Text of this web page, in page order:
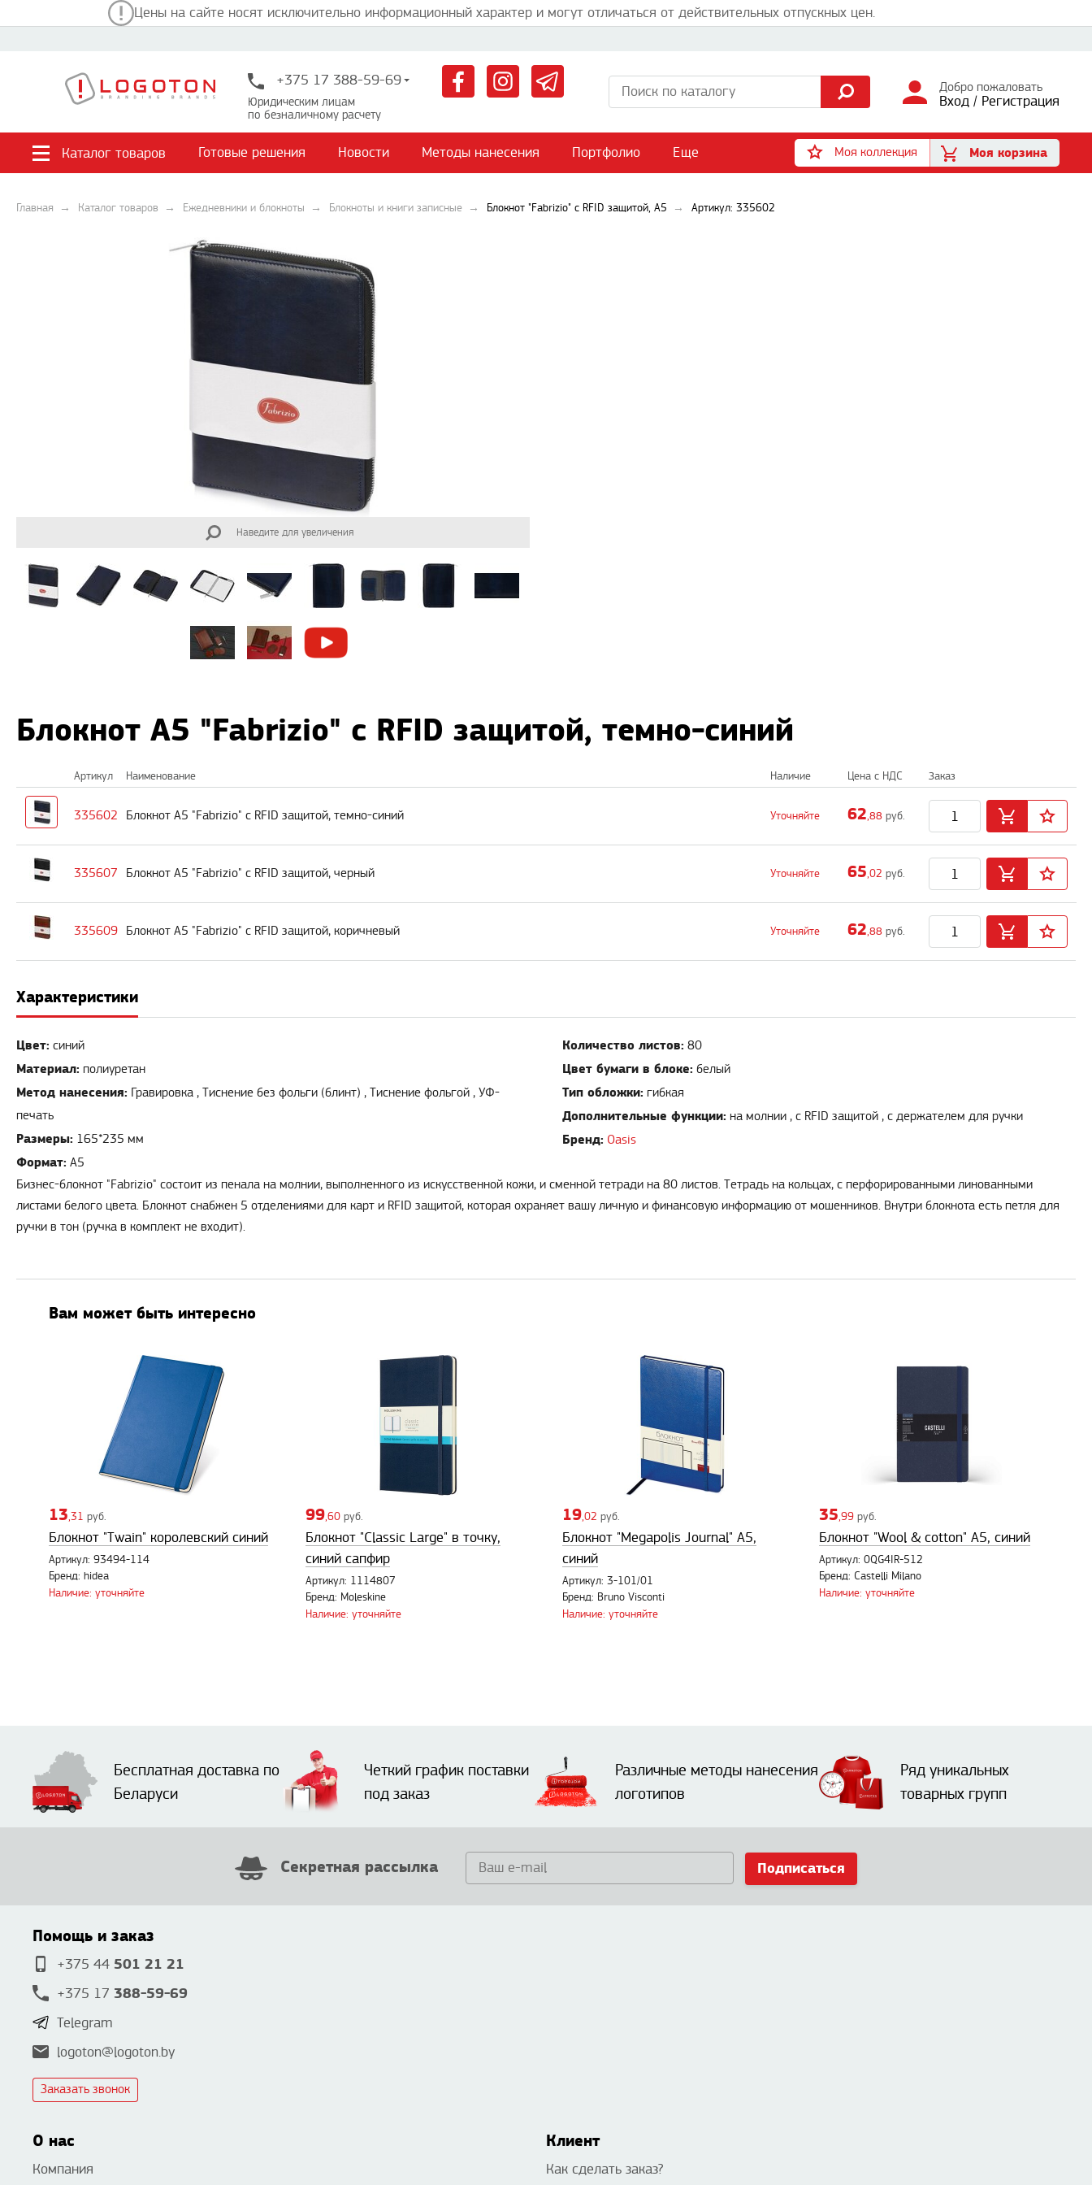
Цены на сайте носят исключительно информационный характер и могут отличаться от действительных отпускных цен.
+375 17 388-59-69
Юридическим лицам
по безналичному расчету
Добро пожаловать
Вход / Регистрация
Каталог товаров Готовые решения Новости Методы нанесения Портфолио Еще Моя коллекция Моя корзина
Главная Каталог товаров Ежедневники и блокноты Блокноты и книги записные Блокнот "Fabrizio" с RFID защитой, А5 Артикул: 335602
Наведите для увеличения
Блокнот А5 "Fabrizio" с RFID защитой, темно-синий
Артикул Наименование Наличие Цена с НДС Заказ
335602 Блокнот А5 "Fabrizio" с RFID защитой, темно-синий Уточняйте 62,88 руб.
335607 Блокнот А5 "Fabrizio" с RFID защитой, черный Уточняйте 65,02 руб.
335609 Блокнот А5 "Fabrizio" с RFID защитой, коричневый Уточняйте 62,88 руб.
Характеристики
Цвет: синий
Материал: полиуретан
Метод нанесения:
печать
Размеры: 165*235 мм
Формат: А5
Количество листов: 80
Цвет бумаги в блоке: белый
Тип обложки: гибкая
Дополнительные функции: на молнии , с RFID защитой , с держателем для ручки
Бренд: Oasis
Бизнес-блокнот "Fabrizio" состоит из пенала на молнии, выполненного из искусственной кожи, и сменной тетради на 80 листов. Тетрадь на кольцах, с перфорированными линованными
листами белого цвета. Блокнот снабжен 5 отделениями для карт и RFID защитой, которая охраняет вашу личную и финансовую информацию от мошенников. Внутри блокнота есть петля для
ручки в тон (ручка в комплект не входит).
Вам может быть интересно
13,31 руб.
Блокнот "Twain" королевский синий
Артикул: 93494-114
Бренд: hidea
Наличие: уточняйте
99,60 руб.
Блокнот "Classic Large" в точку,
синий сапфир
Артикул: 1114807
Бренд: Moleskine
Наличие: уточняйте
19,02 руб.
Блокнот "Megapolis Journal" А5,
синий
Артикул: 3-101/01
Бренд: Bruno Visconti
Наличие: уточняйте
35,99 руб.
Блокнот "Wool & cotton" А5, синий
Артикул: 0QG4IR-512
Бренд: Castelli Milano
Наличие: уточняйте
Бесплатная доставка по
Беларуси
Четкий график поставки
под заказ
Различные методы нанесения
логотипов
Ряд уникальных
товарных групп
Секретная рассылка Подписаться
Помощь и заказ
+375 44 501 21 21
+375 17 388-59-69
Telegram
logoton@logoton.by
Заказать звонок
О нас
Компания
Клиент
Как сделать заказ?